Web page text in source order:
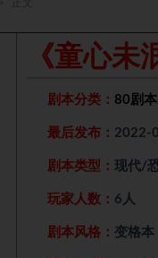
《童心未
剧本分类： 80剧
最后发布： 2022-
剧本类型： 现代/
玩家人数： 6人
剧本风格： 变格本